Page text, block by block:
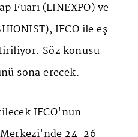
Fuarı (LINEXPO) ve
IFCO ile eş
Söz konusu
sona erecek.
IFCO'nun